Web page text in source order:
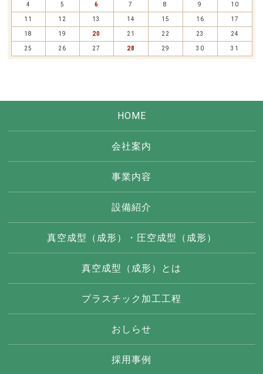
4 5 6 7 8 9 10
11 12 13 14 15 16 17
18 19 20 21 22 23 24
25 26 27 28 29 30 31
HOME
会社案内
事業内容
設備紹介
真空成型（成形）・圧空成型（成形）
真空成型（成形）とは
プラスチック加工工程
おしらせ
採用事例